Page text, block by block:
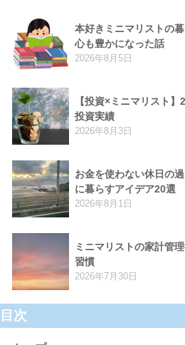
本好きミニマリストの
心も豊かになった話
2026年8月5日
【投資×ミニマリスト
投資実績
2026年8月3日
お金を使わない休日の
に暮らすアイデア20選
2026年8月1日
ミニマリストの家計管
習慣
2026年7月30日
目次